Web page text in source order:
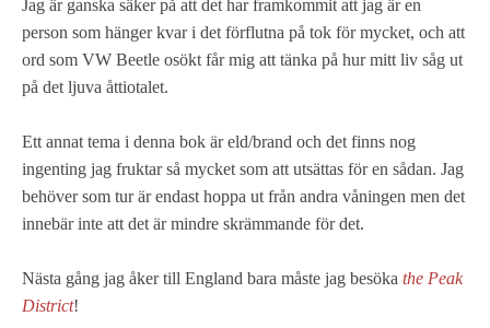
Jag är ganska säker på att det har framkommit att jag är en
person som hänger kvar i det förflutna på tok för mycket, och att
ord som VW Beetle osökt får mig att tänka på hur mitt liv såg ut
på det ljuva åttiotalet.
Ett annat tema i denna bok är eld/brand och det finns nog
ingenting jag fruktar så mycket som att utsättas för en sådan. Jag
behöver som tur är endast hoppa ut från andra våningen men det
innebär inte att det är mindre skrämmande för det.
Nästa gång jag åker till England bara måste jag besöka the Peak
District!